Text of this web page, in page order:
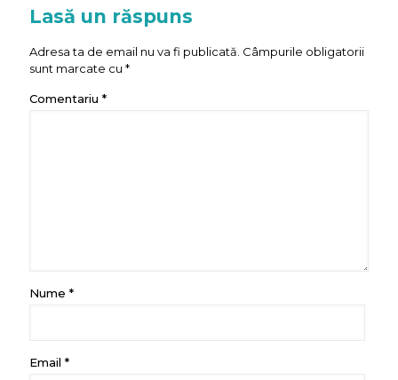
Lasă un răspuns
Adresa ta de email nu va fi publicată. Câmpurile obligatorii
sunt marcate cu *
Comentariu *
Nume *
Email *